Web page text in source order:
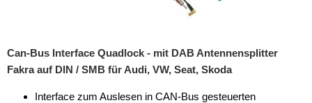
Can-Bus Interface Quadlock - mit DAB Antennensplitter
Fakra auf DIN / SMB für Audi, VW, Seat, Skoda
Interface zum Auslesen in CAN-Bus gesteuerten